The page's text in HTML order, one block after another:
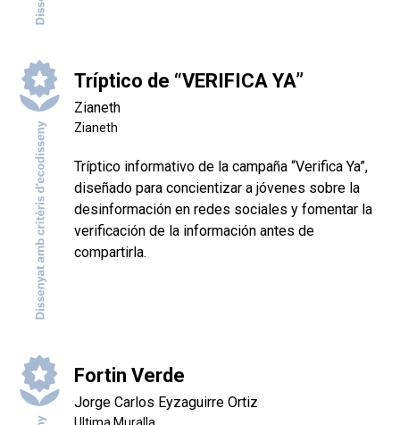
Tríptico de “VERIFICA YA”
Zianeth
Zianeth
Tríptico informativo de la campaña “Verifica Ya”,
diseñado para concientizar a jóvenes sobre la
desinformación en redes sociales y fomentar la
verificación de la información antes de
compartirla.
Fortin Verde
Jorge Carlos Eyzaguirre Ortiz